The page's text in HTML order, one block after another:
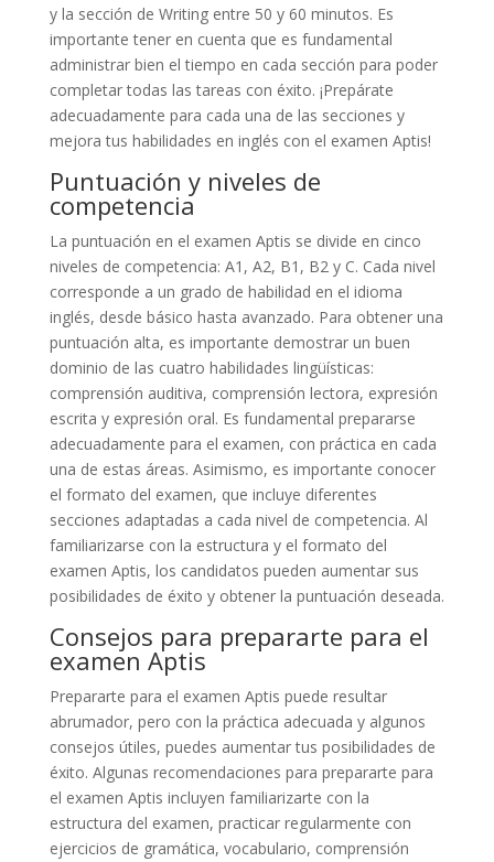
y la sección de Writing entre 50 y 60 minutos. Es
importante tener en cuenta que es fundamental
administrar bien el tiempo en cada sección para poder
completar todas las tareas con éxito. ¡Prepárate
adecuadamente para cada una de las secciones y
mejora tus habilidades en inglés con el examen Aptis!
Puntuación y niveles de
competencia
La puntuación en el examen Aptis se divide en cinco
niveles de competencia: A1, A2, B1, B2 y C. Cada nivel
corresponde a un grado de habilidad en el idioma
inglés, desde básico hasta avanzado. Para obtener una
puntuación alta, es importante demostrar un buen
dominio de las cuatro habilidades lingüísticas:
comprensión auditiva, comprensión lectora, expresión
escrita y expresión oral. Es fundamental prepararse
adecuadamente para el examen, con práctica en cada
una de estas áreas. Asimismo, es importante conocer
el formato del examen, que incluye diferentes
secciones adaptadas a cada nivel de competencia. Al
familiarizarse con la estructura y el formato del
examen Aptis, los candidatos pueden aumentar sus
posibilidades de éxito y obtener la puntuación deseada.
Consejos para prepararte para el
examen Aptis
Prepararte para el examen Aptis puede resultar
abrumador, pero con la práctica adecuada y algunos
consejos útiles, puedes aumentar tus posibilidades de
éxito. Algunas recomendaciones para prepararte para
el examen Aptis incluyen familiarizarte con la
estructura del examen, practicar regularmente con
ejercicios de gramática, vocabulario, comprensión